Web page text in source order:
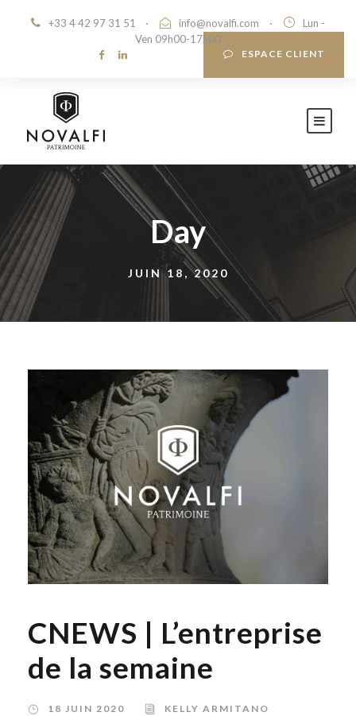
+33 4 42 97 31 51 · info@novalfi.com ·
Lun -
Ven 09h00-17h00
ESPACE CLIENT
Day
JUIN 18, 2020
CNEWS | L’entreprise
de la semaine
18 JUIN 2020
KELLY ARMITANO